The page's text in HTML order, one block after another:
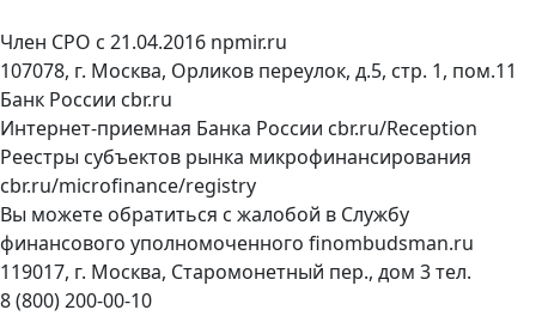
Член СРО с 21.04.2016 npmir.ru
107078, г. Москва, Орликов переулок, д.5, стр. 1, пом.11
Банк России cbr.ru
Интернет-приемная Банка России cbr.ru/Reception
Реестры субъектов рынка микрофинансирования
cbr.ru/microfinance/registry
Вы можете обратиться с жалобой в Службу
финансового уполномоченного finombudsman.ru
119017, г. Москва, Старомонетный пер., дом 3 тел.
8 (800) 200-00-10